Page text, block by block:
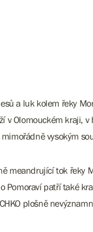
a luk kolem řeky
Olomouckém kraji,
vysokým
meandrující tok řeky
Pomoraví patří také
plošně